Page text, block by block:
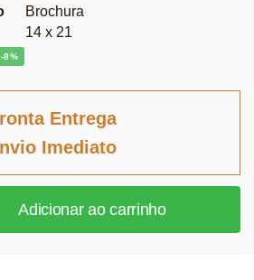
Brochura
14 x 21
-8%
Entrega
Imediato
Adicionar ao carrinho